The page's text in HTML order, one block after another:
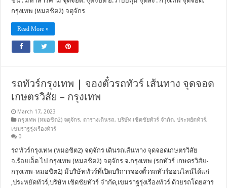
กรุงเทพ (หมอชิต2) จตุจักร
Read More »
รถทัวร์กรุงเทพ | จองตั๋วรถทัวร์ เส้นทาง จุดจอด
เกษตรวิสัย – กรุงเทพ
March 17, 2023
กรุงเทพ (หมอชิต2) จตุจักร, ตารางเดินรถ,บริษัท เชิดชัยทัวร์ จำกัด,ประหยัดทัวร์,
เขมราฐรุ่งเรืองทัวร์
0
รถทัวร์กรุงเทพ (หมอชิต2) จตุจักร เดินรถเส้นทาง จุดจอดเกษตรวิสัย
จ.ร้อยเอ็ด ไป กรุงเทพ (หมอชิต2) จตุจักร จ.กรุงเทพ (รถทัวร์ เกษตรวิสัย-
กรุงเทพ-หมอชิต2) มีบริษัททัวร์ที่เปิดบริการจองตั๋วรถทัวร์ออนไลน์ได้แก่
,ประหยัดทัวร์,บริษัท เชิดชัยทัวร์ จำกัด,เขมราฐรุ่งเรืองทัวร์ ด้วยรถโดยสาร